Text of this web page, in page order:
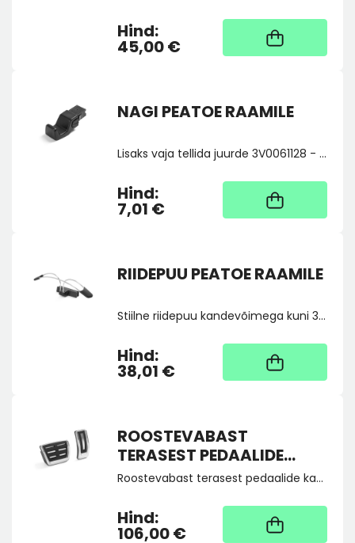
Hind:
45,00 €
Kaup tootja laos, tarne
üldjuhul 4 tööpäeva
NAGI PEATOE RAAMILE
Lisaks vaja tellida juurde 3V0061128 - raam peatoele. Ei sobi kasutamiseks sportistmetega sõidukil.
Hind:
7,01 €
Kaup tootja laos, tarne
üldjuhul 4 tööpäeva
RIIDEPUU PEATOE RAAMILE
Stiilne riidepuu kandevõimega kuni 3 kg.
Hind:
38,01 €
Kaup tootja laos, tarne
üldjuhul 4 tööpäeva
ROOSTEVABAST
TERASEST PEDAALIDE
KATTED (DSG automaat)Roostevabast terasest pedaalide katted, automaatkastiga sõidukile (katted gaasi- ja piduripedaalile)
Hind:
106,00 €
Kaup tootja laos, tarne
üldjuhul 4 tööpäeva